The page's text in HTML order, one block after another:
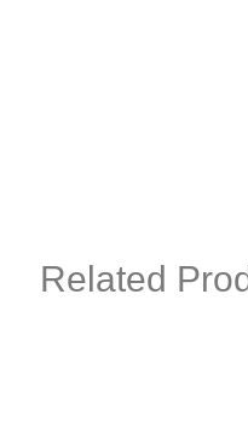
Related